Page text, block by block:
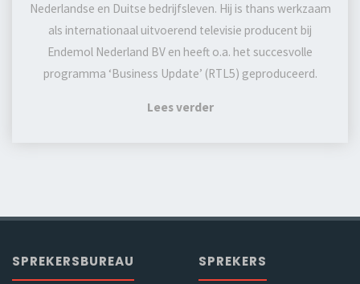
Nederlandse en Duitse bedrijfsleven. Hij is thans werkzaam
als internationaal uitvoerend televisie producent bij
Endemol Nederland BV en heeft o.a. het succesvolle
programma ‘Business Update’ (RTL5) geproduceerd.
Lees verder
SPREKERSBUREAU
SPREKERS